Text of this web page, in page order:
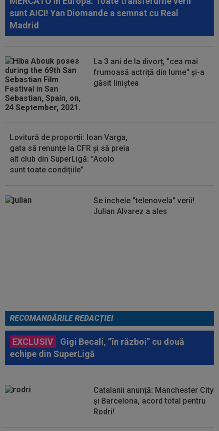
18:48
Dinamo - FC Voluntari LIVE VIDEO, sâmbătă,
21:30, la DGS 1. Egalitate de puncte...
18:48
Probleme pentru ultimul jucător transferat de
18:36 OFICIAL
Franco Mastantuono a semnat cu
Fiorentina!
18:32 EXCLUSIV
Ce se va întâmpla cu Filipe
Coelho, după KuPS - Universitatea Craiova 1-1
sunt AICI! Yan Diomande a semnat cu Real
Madrid
La 3 ani de la divorț, "cea mai
frumoasă actriță din lume" și-a
găsit liniștea
Lovitură de proporții: Ioan Varga,
gata să renunțe la CFR și să preia
alt club din SuperLigă: ”Acolo
sunt toate condițiile”
Se încheie "telenovela" verii!
Julian Alvarez a ales
RECOMANDĂRILE REDACȚIEI
EXCLUSIV
Gigi Becali, ”în război” cu două
echipe din SuperLigă
Catalanii anunță: Manchester City
și Barcelona, acord total pentru
Rodri!